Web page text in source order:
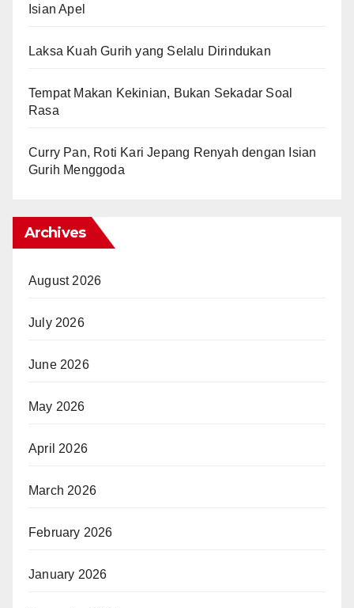
Isian Apel
Laksa Kuah Gurih yang Selalu Dirindukan
Tempat Makan Kekinian, Bukan Sekadar Soal
Rasa
Curry Pan, Roti Kari Jepang Renyah dengan Isian
Gurih Menggoda
Archives
August 2026
July 2026
June 2026
May 2026
April 2026
March 2026
February 2026
January 2026